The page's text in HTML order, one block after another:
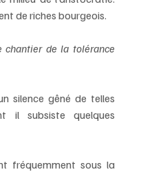
de riches bourgeois.
de la tolérance
silence gêné de telles
il subsiste quelques
fréquemment sous la